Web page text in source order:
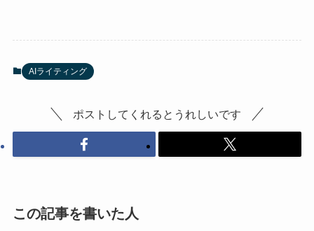
AIライティング
ポストしてくれるとうれしいです
この記事を書いた人